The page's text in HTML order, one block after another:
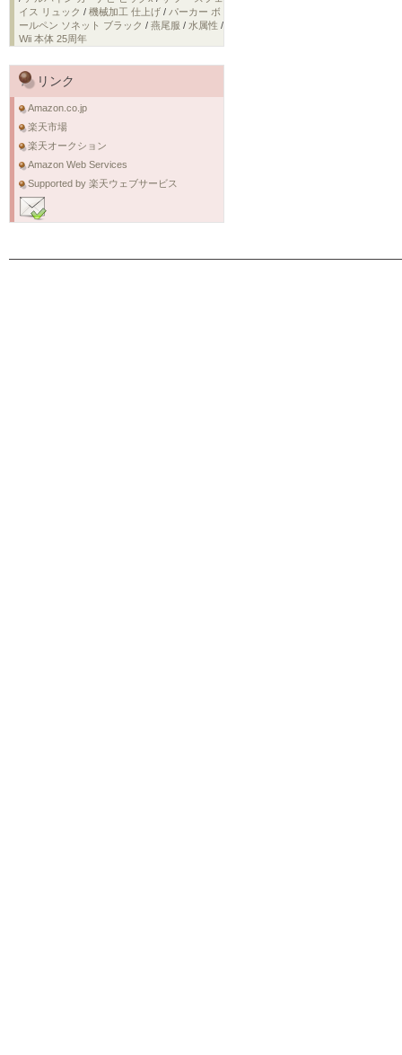
イス リュック / 機械加工 仕上げ / パーカー ボ
ールペン ソネット ブラック / 燕尾服 / 水属性 /
Wii 本体 25周年
リンク
Amazon.co.jp
楽天市場
楽天オークション
Amazon Web Services
Supported by 楽天ウェブサービス